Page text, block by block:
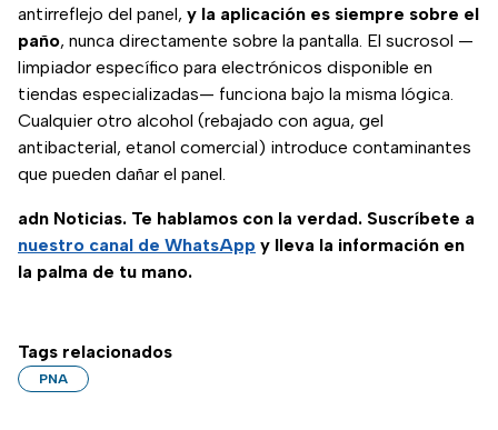
antirreflejo del panel, y la aplicación es siempre sobre el
paño, nunca directamente sobre la pantalla. El sucrosol —
limpiador específico para electrónicos disponible en
tiendas especializadas— funciona bajo la misma lógica.
Cualquier otro alcohol (rebajado con agua, gel
antibacterial, etanol comercial) introduce contaminantes
que pueden dañar el panel.
adn Noticias. Te hablamos con la verdad. Suscríbete a
nuestro canal de WhatsApp y lleva la información en
la palma de tu mano.
Tags relacionados
PNA